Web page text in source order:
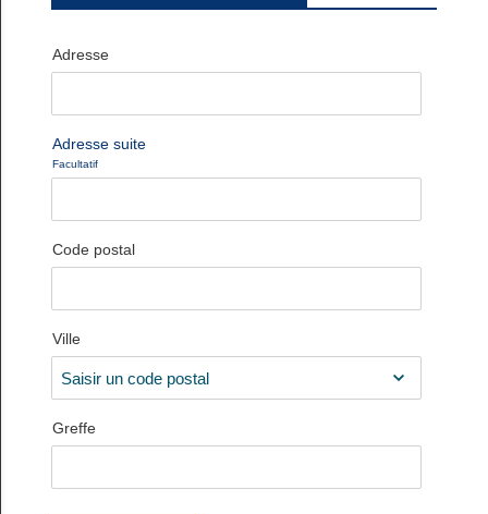
Adresse
Adresse suite
Facultatif
Code postal
Ville
Greffe